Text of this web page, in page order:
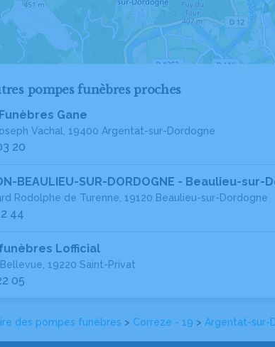
pompes funèbres proches
Gane
Vachal, 19400 Argentat-sur-Dordogne
20
BEAULIEU-SUR-DORDOGNE - Beaulieu-sur-
Rodolphe de Turenne, 19120 Beaulieu-sur-Dordogne
44
Lofficial
19220 Saint-Privat
05
des pompes funèbres > Corrèze - 19 > Argentat-sur-